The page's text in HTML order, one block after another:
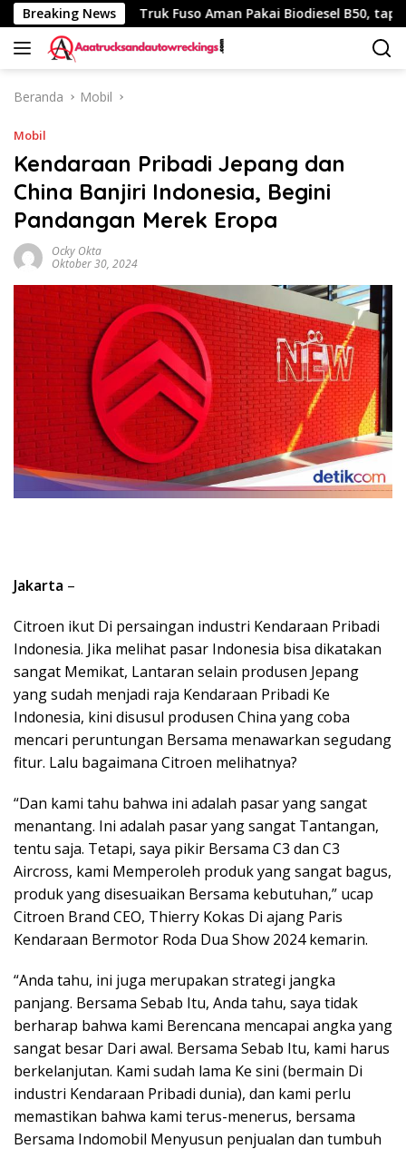
Langsung
ke
konten
Breaking News
Km Truk Fuso Aman Pakai Biodiesel B50, tapi Ada
Beranda Mobil
Mobil
Kendaraan Pribadi Jepang dan
China Banjiri Indonesia, Begini
Pandangan Merek Eropa
Ocky Okta
Oktober 30, 2024
Jakarta –
Citroen ikut Di persaingan industri Kendaraan Pribadi
Indonesia. Jika melihat pasar Indonesia bisa dikatakan
sangat Memikat, Lantaran selain produsen Jepang
yang sudah menjadi raja Kendaraan Pribadi Ke
Indonesia, kini disusul produsen China yang coba
mencari peruntungan Bersama menawarkan segudang
fitur. Lalu bagaimana Citroen melihatnya?
“Dan kami tahu bahwa ini adalah pasar yang sangat
menantang. Ini adalah pasar yang sangat Tantangan,
tentu saja. Tetapi, saya pikir Bersama C3 dan C3
Aircross, kami Memperoleh produk yang sangat bagus,
produk yang disesuaikan Bersama kebutuhan,” ucap
Citroen Brand CEO, Thierry Kokas Di ajang Paris
Kendaraan Bermotor Roda Dua Show 2024 kemarin.
“Anda tahu, ini juga merupakan strategi jangka
panjang. Bersama Sebab Itu, Anda tahu, saya tidak
berharap bahwa kami Berencana mencapai angka yang
sangat besar Dari awal. Bersama Sebab Itu, kami harus
berkelanjutan. Kami sudah lama Ke sini (bermain Di
industri Kendaraan Pribadi dunia), dan kami perlu
memastikan bahwa kami terus-menerus, bersama
Bersama Indomobil Menyusun penjualan dan tumbuh